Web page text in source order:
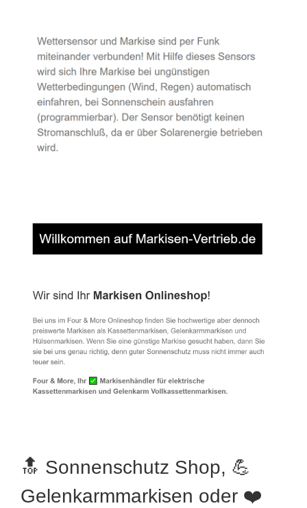
🔝 Sonnenschutz Shop, 💪
Gelenkarmmarkisen oder ❤️